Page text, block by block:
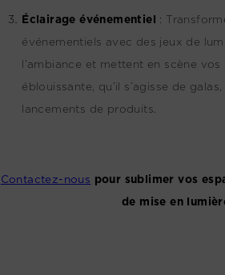
Éclairage événementiel :
événementiels avec des jeux de
l’ambiance et mettent en scène
éblouissante, qu’il s’agisse de
lancements de produits.
Contactez-nous pour sublimer vos
de mise en